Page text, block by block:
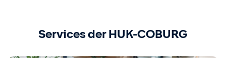
Services der HUK-COBURG